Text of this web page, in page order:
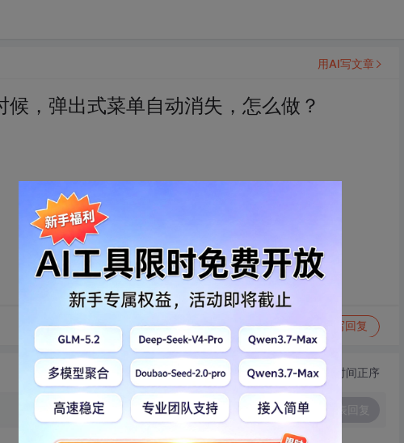
，弹出式菜单自动消失，怎么做？
转发到动态 举报 写回复
用AI写文章
切换为时间正序